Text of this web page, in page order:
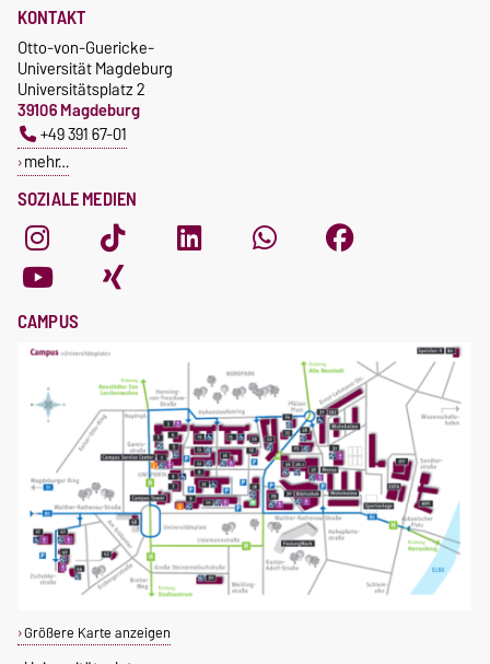
SOZIALE MEDIEN
KONTAKT
Otto-von-Guericke-
Universität Magdeburg
Universitätsplatz 2
39106 Magdeburg
+49 391 67-01
mehr…
CAMPUS
Größere Karte anzeigen